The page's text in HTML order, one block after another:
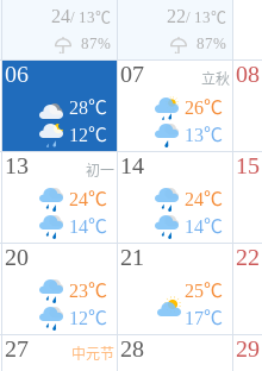
24/ 13℃
87%
22/ 13℃
87%
06
28℃
12℃
07 立秋
26℃
13℃
08
13 初一
24℃
14℃
14
24℃
14℃
15
20
23℃
12℃
21
25℃
17℃
22
27 中元节 28 29